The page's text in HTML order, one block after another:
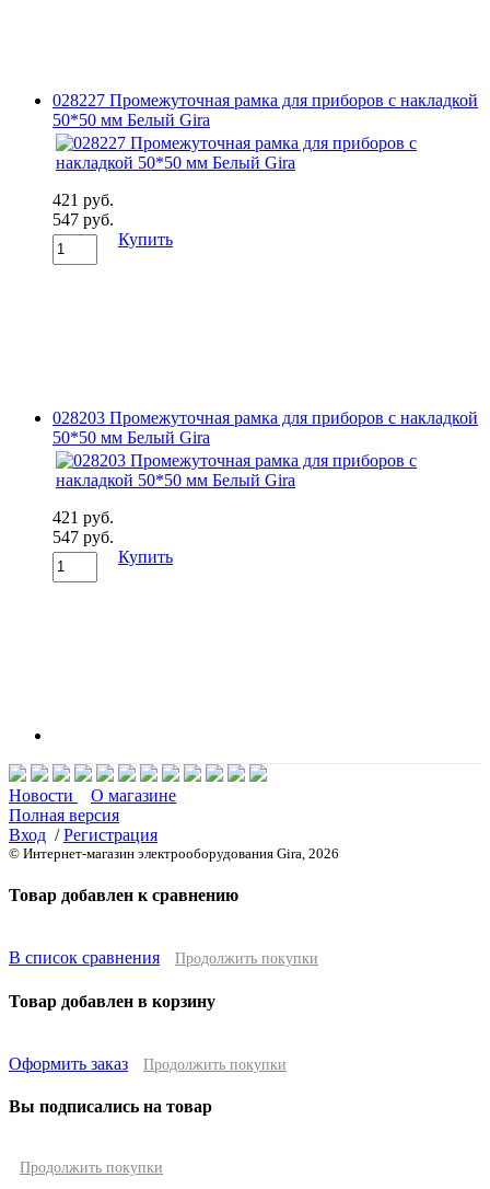
028227 Промежуточная рамка для приборов с накладкой
50*50 мм Белый Gira
421 руб.
547 руб.
Купить
028203 Промежуточная рамка для приборов с накладкой
50*50 мм Белый Gira
421 руб.
547 руб.
Купить
Новости
О магазине
Полная версия
Вход /Регистрация
© Интернет-магазин электрооборудования Gira, 2026
Товар добавлен к сравнению
В список сравнения Продолжить покупки
Товар добавлен в корзину
Оформить заказ Продолжить покупки
Вы подписались на товар
Продолжить покупки